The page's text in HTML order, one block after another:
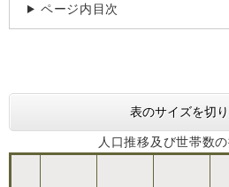
あり
白
ページ内目次
表のサイズを切
人口推移及び世帯数